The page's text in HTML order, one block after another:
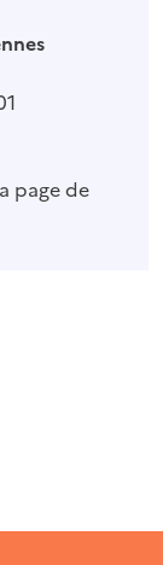
page de